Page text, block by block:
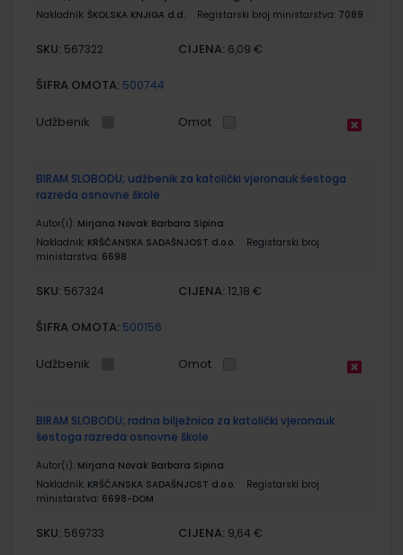
Nakladnik: ŠKOLSKA KNJIGA d.d. Registarski broj ministarstva: 7089
SKU: 567322 CIJENA: 6,09 €
ŠIFRA OMOTA: 500744
Udžbenik Omot
BIRAM SLOBODU; udžbenik za katolički vjeronauk šestoga
razreda osnovne škole
Autor(i): Mirjana Novak Barbara Sipina
Nakladnik: KRŠĆANSKA SADAŠNJOST d.o.o.
Registarski broj
ministarstva: 6698
SKU: 567324 CIJENA: 12,18 €
ŠIFRA OMOTA: 500156
Udžbenik Omot
BIRAM SLOBODU; radna bilježnica za katolički vjeronauk
šestoga razreda osnovne škole
Autor(i): Mirjana Novak Barbara Sipina
Nakladnik: KRŠĆANSKA SADAŠNJOST d.o.o.
Registarski broj
ministarstva: 6698-DOM
SKU: 569733 CIJENA: 9,64 €